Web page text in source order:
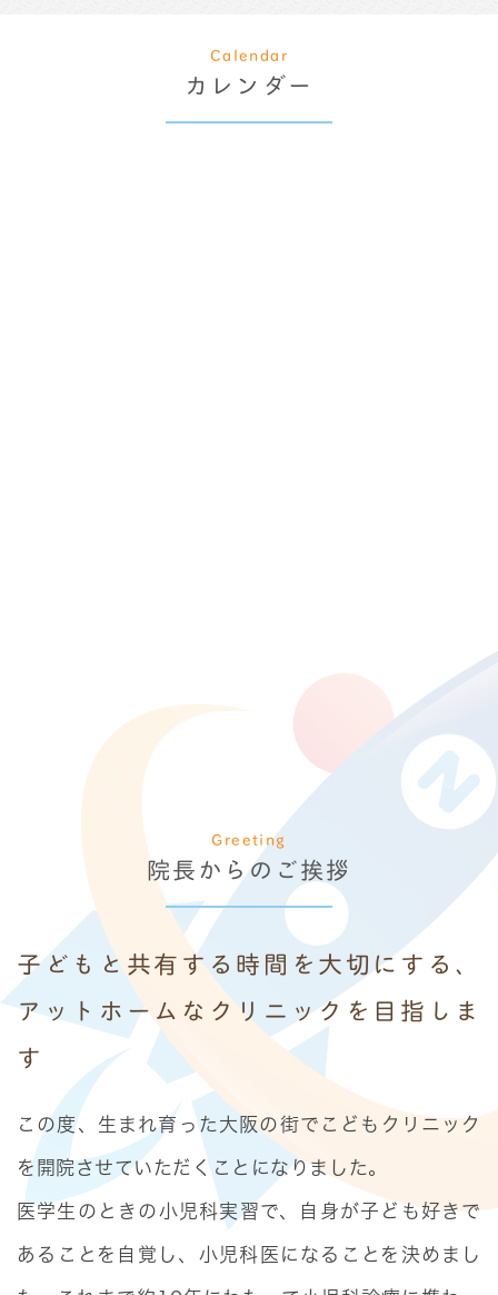
Calendar
カレンダー
Greeting
院長からのご挨拶
子どもと共有する時間を大切にする、
アットホームなクリニックを目指しま
す
この度、生まれ育った大阪の街でこどもクリニック
を開院させていただくことになりました。
医学生のときの小児科実習で、自身が子ども好きで
あることを自覚し、小児科医になることを決めまし